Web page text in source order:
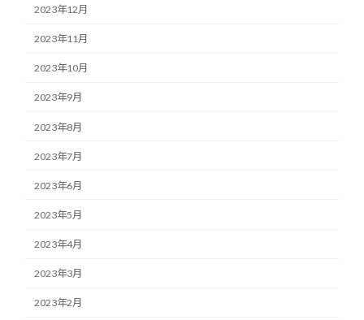
2023年12月
2023年11月
2023年10月
2023年9月
2023年8月
2023年7月
2023年6月
2023年5月
2023年4月
2023年3月
2023年2月